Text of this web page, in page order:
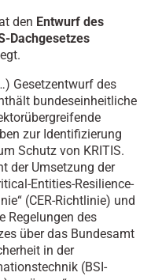
den Entwurf des
Dachgesetzes
Gesetzentwurf des
bundeseinheitliche
zur Identifizierung
Schutz von KRITIS.
der Umsetzung der
Entities-Resilience-
(CER-Richtlinie) und
Regelungen des
über das Bundesamt
in der
(BSI-